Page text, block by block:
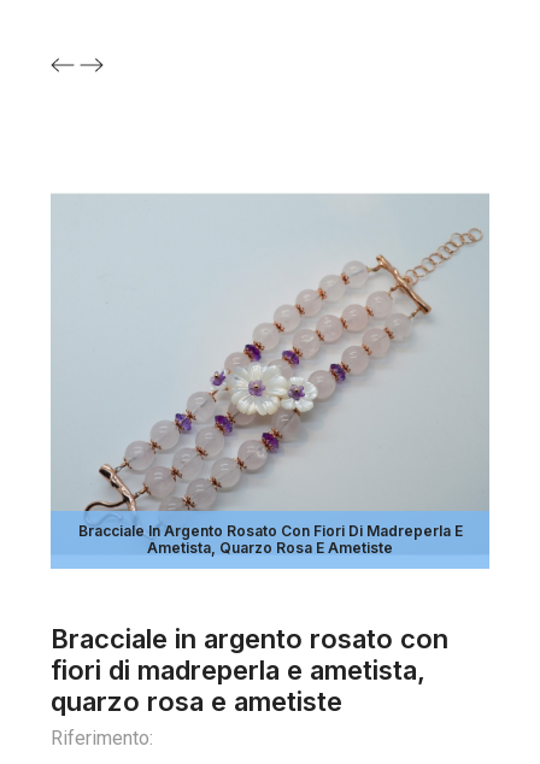
Bracciale In Argento Rosato Con Fiori Di Madreperla E
Ametista, Quarzo Rosa E Ametiste
Bracciale in argento rosato con
fiori di madreperla e ametista,
quarzo rosa e ametiste
Riferimento: